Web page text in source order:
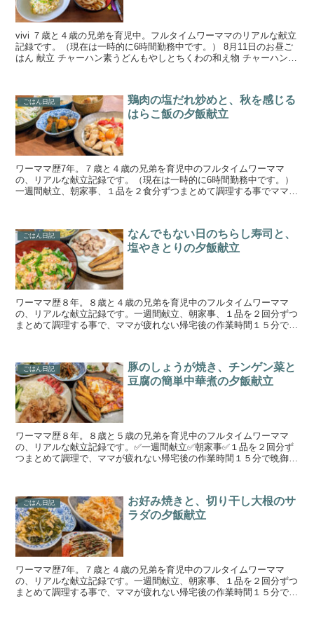
vivi ７歳と４歳の兄弟を育児中。フルタイムワーママのリアルな献立
記録です。（現在は一時的に6時間勤務中です。） 8月11日のお昼ご
はん 献立 チャーハン素うどんもやしとちくわの和え物 チャーハンの
ごはん日記
鶏肉の塩だれ炒めと、秋を感じる
はらこ飯の夕飯献立
ワーママ歴7年。７歳と４歳の兄弟を育児中のフルタイムワーママ
の、リアルな献立記録です。（現在は一時的に6時間勤務中です。）
一週間献立、朝家事、１品を２食分ずつまとめて調理する事でママが
ごはん日記
なんでもない日のちらし寿司と、
塩やきとりの夕飯献立
ワーママ歴８年。８歳と４歳の兄弟を育児中のフルタイムワーママ
の、リアルな献立記録です。一週間献立、朝家事、１品を２回分ずつ
まとめて調理する事で、ママが疲れない帰宅後の作業時間１５分で晩
ごはん日記
豚のしょうが焼き、チンゲン菜と
豆腐の簡単中華煮の夕飯献立
ワーママ歴８年。８歳と５歳の兄弟を育児中のフルタイムワーママ
の、リアルな献立記録です。✅一週間献立✅朝家事✅１品を２回分ず
つまとめて調理で、ママが疲れない帰宅後の作業時間１５分で晩御飯
ごはん日記
お好み焼きと、切り干し大根のサ
ラダの夕飯献立
ワーママ歴7年。７歳と４歳の兄弟を育児中のフルタイムワーママ
の、リアルな献立記録です。一週間献立、朝家事、１品を２回分ずつ
まとめて調理する事で、ママが疲れない帰宅後の作業時間１５分で晩